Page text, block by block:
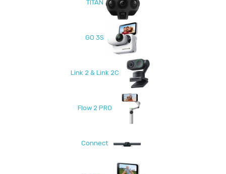
TITAN
GO 3S
Link 2 & Link 2C
Flow 2 PRO
Connect